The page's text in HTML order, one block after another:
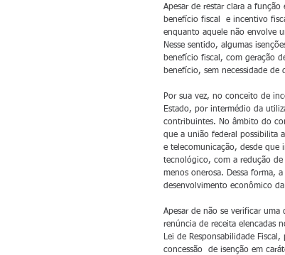
Apesar de restar clara a
benefício fiscal  e incentivo
enquanto aquele não envolve
Nesse sentido, algumas
benefício fiscal, com geração
benefício, sem necessidade de
Por sua vez, no conceito de
Estado, por intermédio da
contribuintes. No âmbito do
que a união federal possibilita
e telecomunicação, desde
tecnológico, com a redução
menos onerosa. Dessa forma,
desenvolvimento econômico
Apesar de não se verificar uma
renúncia de receita elencadas
Lei de Responsabilidade
concessão  de isenção em